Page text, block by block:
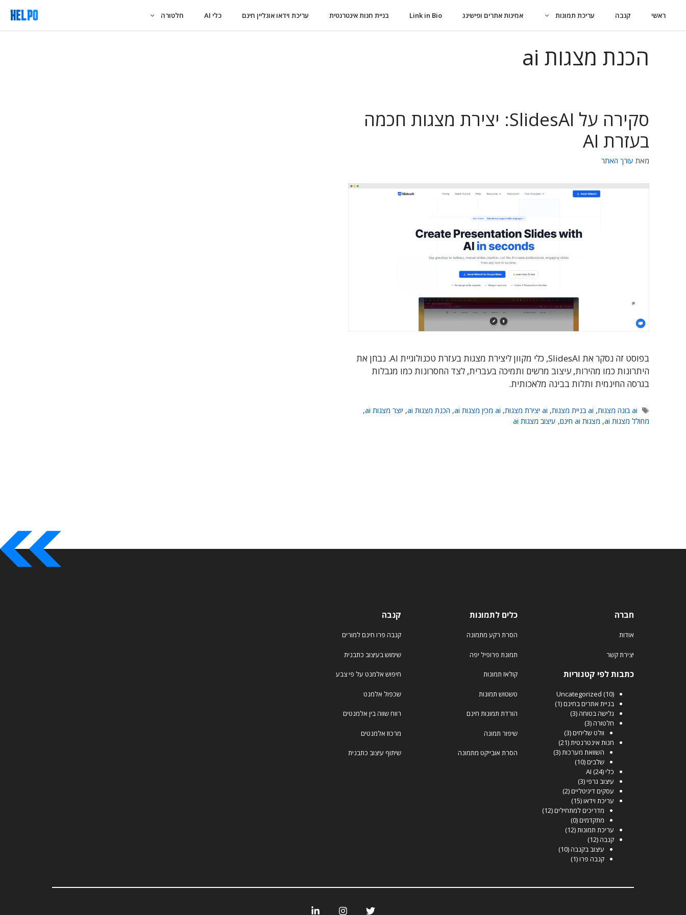
ראשי קנבה עריכת תמונות אמינות אתרים ופישינג Link in Bio בניית חנות אינטרנטית עריכת וידאו אונליין חינם כלי AI חלטורה
הכנת מצגות ai
סקירה על SlidesAI: יצירת מצגות חכמה
בעזרת AI
מאת עורך האתר
בפוסט זה נסקר את SlidesAI, כלי מקוון ליצירת מצגות בעזרת טכנולוגיית AI. נבחן את
היתרונות כמו מהירות, עיצוב מרשים ותמיכה בעברית, לצד החסרונות כמו מגבלות
בגרסה החינמית ותלות בבינה מלאכותית.
תגיות
ai בונה מצגות , ai בניית מצגות , ai יצירת מצגות , ai מכין מצגות ai , הכנת מצגות ai , יוצר מצגות ai
,
מחולל מצגות ai
, מצגות ai חינם , עיצוב מצגות ai
חברה
אודות
יצירת קשר
כתבות לפי קטגוריות
Uncategorized (10)
בניית אתרים בחינם(1)
גלישה בטוחה(3)
חלטורה(3)
וולט שליחים(3)
חנות אינטרנטית(21)
השוואת מערכות(3)
שלבים(10)
כלי AI(24)
עיצוב גרפי(3)
עסקים דיגיטליים(2)
עריכת וידאו(15)
מדריכים למתחילים(12)
מתקדמים(0)
עריכת תמונות(12)
קנבה(12)
עיצוב בקנבה(10)
קנבה פרו(1)
כלים לתמונות
הסרת רקע מתמונה
תמונת פרופיל יפה
קולאז תמונות
טשטוש תמונות
הורדת תמונות חינם
שיפור תמונה
הסרת אובייקט מתמונה
קנבה
קנבה פרו חינם למורים
שימוש בעיצוב כתבנית
חיפוש אלמנט על פי צבע
שכפול אלמנט
רווח שווה בין אלמנטים
מרכוז אלמנטים
שיתוף עיצוב כתבנית